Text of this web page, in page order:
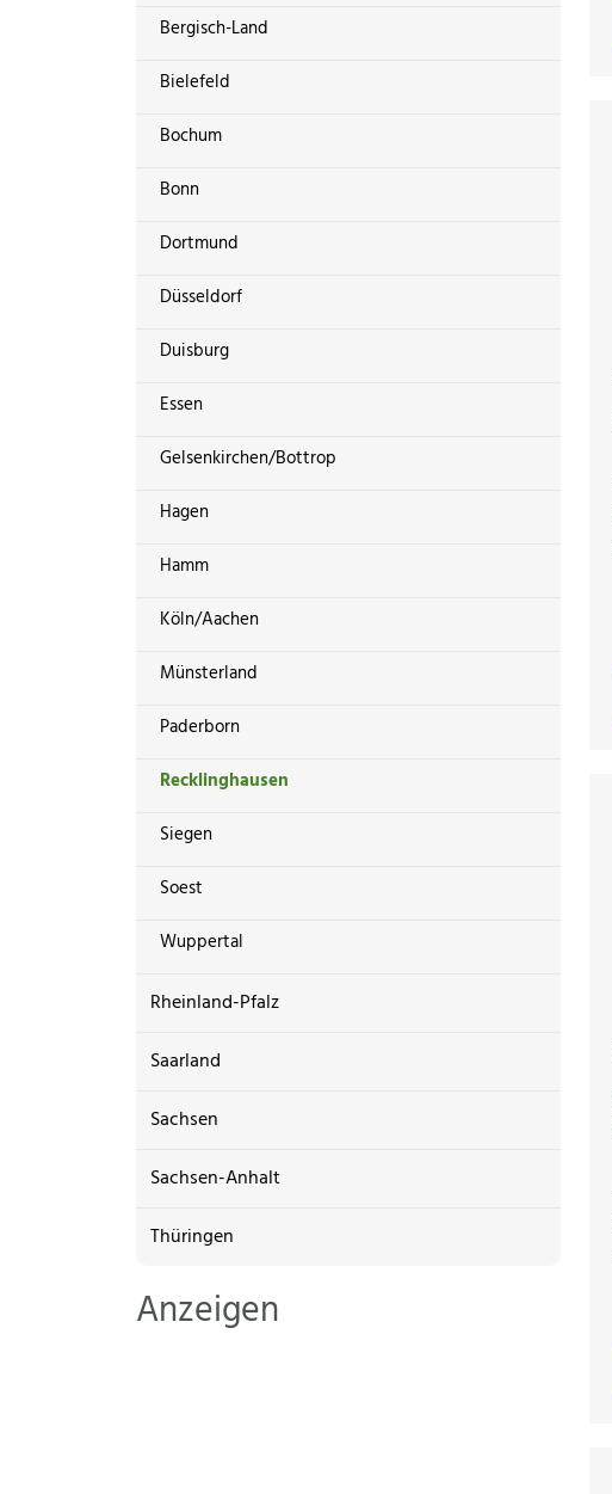
Bergisch-Land
Bielefeld
Bochum
Bonn
Dortmund
Düsseldorf
Duisburg
Essen
Gelsenkirchen/Bottrop
Hagen
Hamm
Köln/Aachen
Münsterland
Paderborn
Recklinghausen
Siegen
Soest
Wuppertal
Rheinland-Pfalz
Saarland
Sachsen
Sachsen-Anhalt
Thüringen
Anzeigen